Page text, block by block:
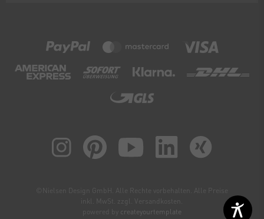
©Nielsen Design GmbH. Alle Rechte vorbehalten. Alle Preise
inkl. MwSt. zzgl. Versandkosten.
powered by createyourtemplate